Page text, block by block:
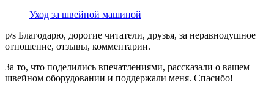
Уход за швейной машиной
p/s Благодарю, дорогие читатели, друзья, за неравнодушное
отношение, отзывы, комментарии.
За то, что поделились впечатлениями, рассказали о вашем
швейном оборудовании и поддержали меня. Спасибо!